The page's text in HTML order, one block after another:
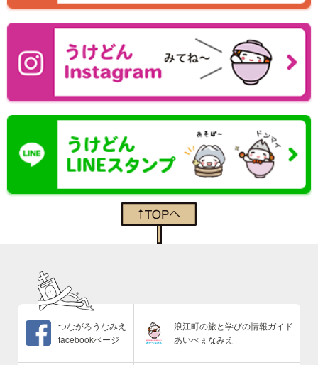
つながろうなみえ
facebookページ
浪江町の旅と学びの情報ガイド
あいべぇなみえ